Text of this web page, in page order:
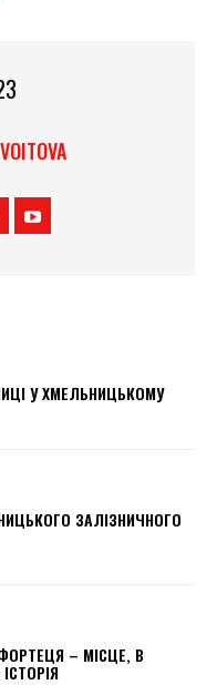
У ХМЕЛЬНИЦЬКОМУ
ЗАЛІЗНИЧНОГО
– МІСЦЕ, В